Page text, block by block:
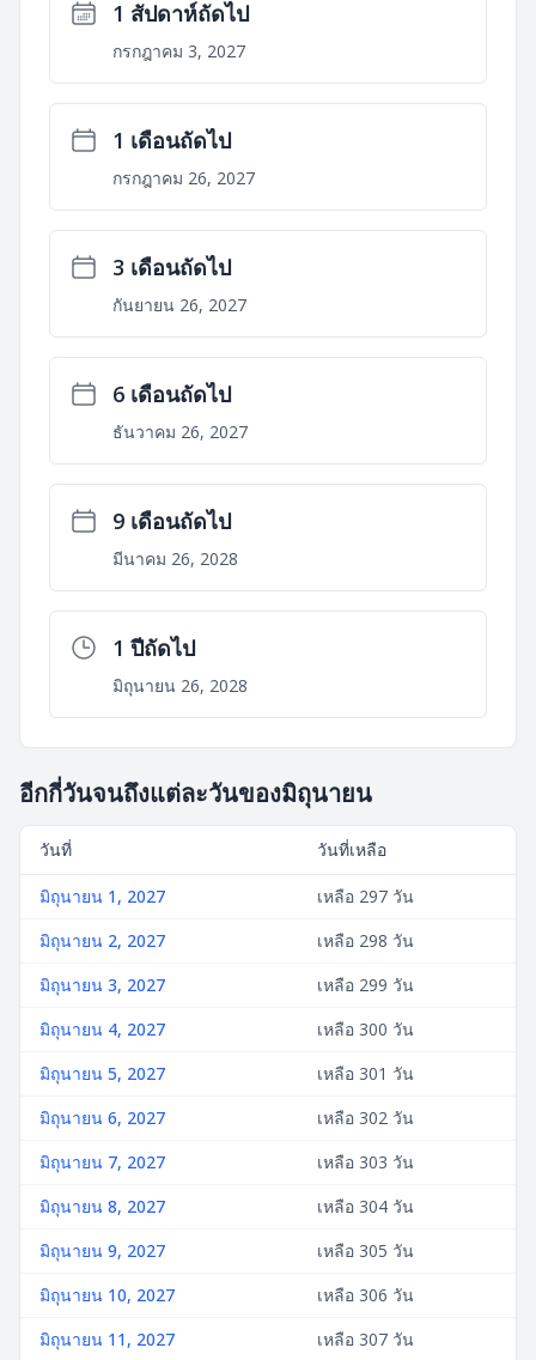
1 สัปดาห์ถัดไป
กรกฎาคม 3, 2027
1 เดือนถัดไป
กรกฎาคม 26, 2027
3 เดือนถัดไป
กันยายน 26, 2027
6 เดือนถัดไป
ธันวาคม 26, 2027
9 เดือนถัดไป
มีนาคม 26, 2028
1 ปีถัดไป
มิถุนายน 26, 2028
อีกกี่วันจนถึงแต่ละวันของมิถุนายน
วันที่ วันที่เหลือ
มิถุนายน 1, 2027
เหลือ 297 วัน
มิถุนายน 2, 2027
เหลือ 298 วัน
มิถุนายน 3, 2027
เหลือ 299 วัน
มิถุนายน 4, 2027
เหลือ 300 วัน
มิถุนายน 5, 2027
เหลือ 301 วัน
มิถุนายน 6, 2027
เหลือ 302 วัน
มิถุนายน 7, 2027
เหลือ 303 วัน
มิถุนายน 8, 2027
เหลือ 304 วัน
มิถุนายน 9, 2027
เหลือ 305 วัน
มิถุนายน 10, 2027
เหลือ 306 วัน
มิถุนายน 11, 2027
เหลือ 307 วัน